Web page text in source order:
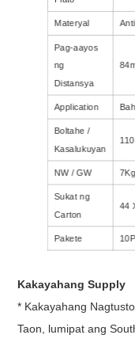
Materyal
Pag-aayos
ng
Distansya
Application
Boltahe /
Kasalukuyan
NW / GW
Sukat ng
Carton
44
Pakete
Market
Kakayahang Supply
* Kakayahang
Taon, lumipat ang